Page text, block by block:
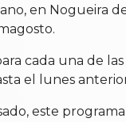
en Nogueira
cada una de
el lunes
este